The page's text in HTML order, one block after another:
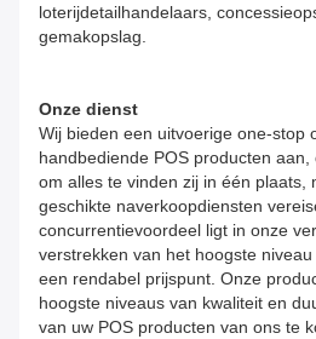
loterijdetailhandelaars,
gemakopslag.
Onze dienst
Wij bieden een uitvoerige one-stop
handbediende POS producten
om alles te vinden zij in één plaats,
geschikte naverkoopdiensten
concurrentievoordeel ligt in onze
verstrekken van het hoogste
een rendabel prijspunt. Onze
hoogste niveaus van kwaliteit en
van uw POS producten van ons te